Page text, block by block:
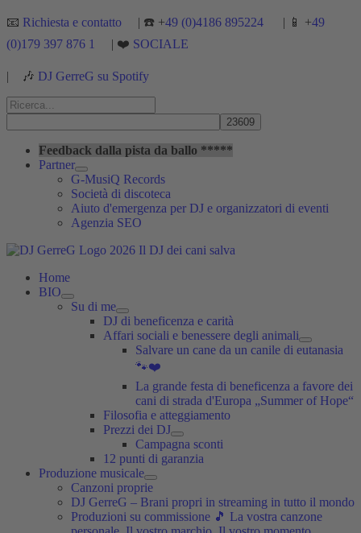
Vai
contenuto
📧 Richiesta e contatto | ☎️ +49 (0)4186 895224 | 📱 +49
(0)179 397 876 1
| ❤️ SOCIALE
| 🎶 DJ GerreG su Spotify
Cerca:
Feedback dalla pista da ballo *****
Partner
G-MusiQ Records
Società di discoteca
Aiuto d'emergenza per DJ e organizzatori di eventi
Agenzia SEO
Home
BIO
Su di me
DJ di beneficenza e carità
Affari sociali e benessere degli animali
Salvare un cane da un canile di eutanasia
🐾❤️
La grande festa di beneficenza a favore dei
cani di strada d'Europa „Summer of Hope“
Filosofia e atteggiamento
Prezzi dei DJ
Campagna sconti
12 punti di garanzia
Produzione musicale
Canzoni proprie
DJ GerreG – Brani propri in streaming in tutto il mondo
Produzioni su commissione 🎵 La vostra canzone